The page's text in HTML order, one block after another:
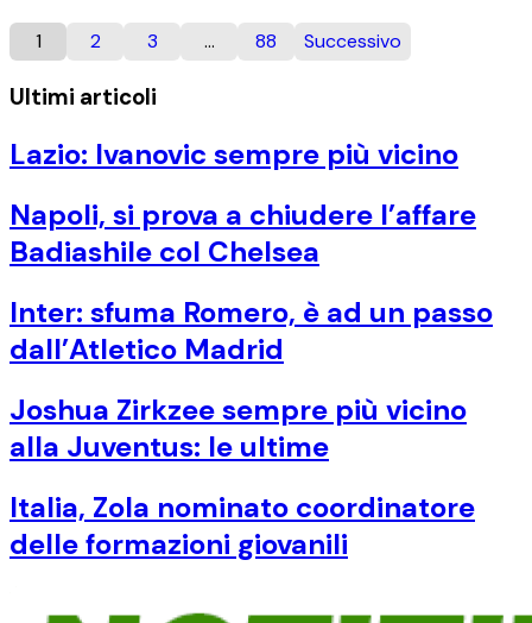
1 2 3 … 88 Successivo
Ultimi articoli
Lazio: Ivanovic sempre più vicino
Napoli, si prova a chiudere l’affare
Badiashile col Chelsea
Inter: sfuma Romero, è ad un passo
dall’Atletico Madrid
Joshua Zirkzee sempre più vicino
alla Juventus: le ultime
Italia, Zola nominato coordinatore
delle formazioni giovanili